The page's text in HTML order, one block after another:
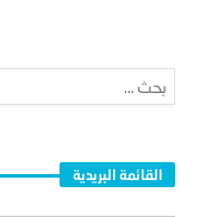
القائمة البريدية